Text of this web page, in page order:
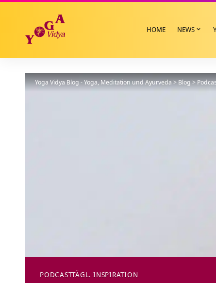
HOME NEWS
Yoga Vidya Blog - Yoga, Meditation und Ayurveda>Blog>
PODCASTTÄGL. INSPIRATION